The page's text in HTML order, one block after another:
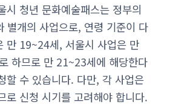
시 청년 문화예술패스는 정부의
별개의 사업으로, 연령 기준이 다
만 19~24세, 서울시 사업은 만
하므로 만 21~23세에 해당한다
할 수 있습니다. 다만, 각 사업은
로 신청 시기를 고려해야 합니다.